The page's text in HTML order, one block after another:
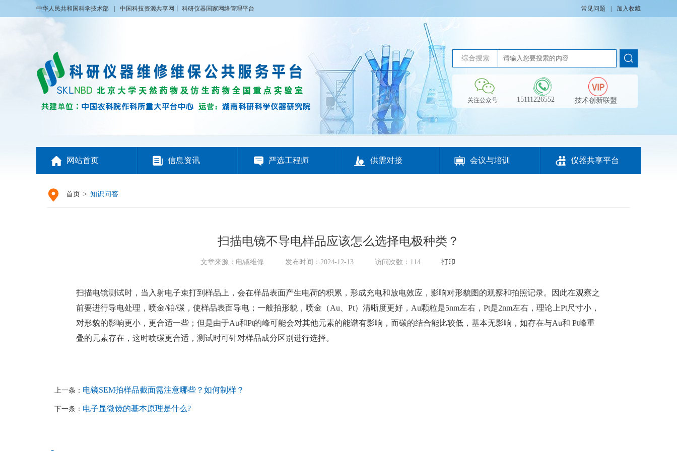
中华人民共和国科学技术部 中国科技资源共享网 科研仪器国家网络管理平台 常见问题 加入收藏
综合搜索
关注公众号 15111226552 技术创新联盟
 网站首页  信息资讯  严选工程师  供需对接  会议与培训  仪器共享平台
 首页 > 知识问答
扫描电镜不导电样品应该怎么选择电极种类？
文章来源：电镜维修 发布时间：2024-12-13 访问次数： 114 打印
扫描电镜测试时，当入射电子束打到样品上，会在样品表面产生电荷的积累，形成充电和放电效应，影响对形貌图的观察和拍照记录。因此在观察之
前要进行导电处理，喷金/铂/碳，使样品表面导电；一般拍形貌，喷金（Au、Pt）清晰度更好，Au颗粒是5nm左右，Pt是2nm左右，理论上Pt尺寸小，
对形貌的影响更小，更合适一些；但是由于Au和Pt的峰可能会对其他元素的能谱有影响，而碳的结合能比较低，基本无影响，如存在与Au和 Pt峰重
叠的元素存在，这时喷碳更合适，测试时可针对样品成分区别进行选择。
上一条： 电镜SEM拍样品截面需注意哪些？如何制样？
下一条： 电子显微镜的基本原理是什么?